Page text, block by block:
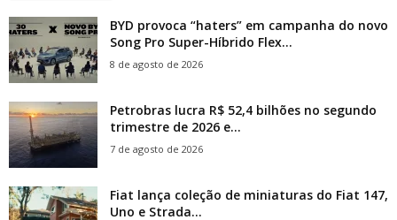
BYD provoca “haters” em campanha do novo
Song Pro Super-Híbrido Flex...
8 de agosto de 2026
Petrobras lucra R$ 52,4 bilhões no segundo
trimestre de 2026 e...
7 de agosto de 2026
Fiat lança coleção de miniaturas do Fiat 147,
Uno e Strada...